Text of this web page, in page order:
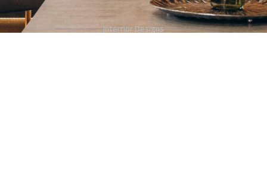
Interrior Designs